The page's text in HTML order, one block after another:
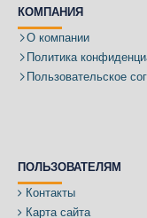
КОМПАНИЯ
О компании
Политика
Пользовательское
ПОЛЬЗОВАТЕЛЯМ
Контакты
Карта сайта